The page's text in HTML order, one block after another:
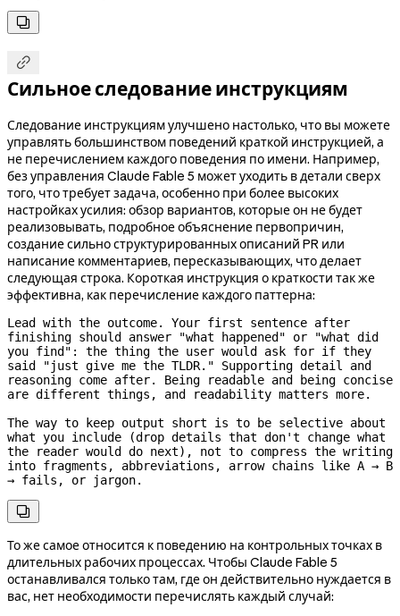


Сильное следование инструкциям
Следование инструкциям улучшено настолько, что вы можете
управлять большинством поведений краткой инструкцией, а
не перечислением каждого поведения по имени. Например,
без управления Claude Fable 5 может уходить в детали сверх
того, что требует задача, особенно при более высоких
настройках усилия: обзор вариантов, которые он не будет
реализовывать, подробное объяснение первопричин,
создание сильно структурированных описаний PR или
написание комментариев, пересказывающих, что делает
следующая строка. Короткая инструкция о краткости так же
эффективна, как перечисление каждого паттерна:
Lead with the outcome. Your first sentence after
finishing should answer "what happened" or "what did
you find": the thing the user would ask for if they
said "just give me the TLDR." Supporting detail and
reasoning come after. Being readable and being concise
are different things, and readability matters more.
The way to keep output short is to be selective about
what you include (drop details that don't change what
the reader would do next), not to compress the writing
into fragments, abbreviations, arrow chains like A → B
→ fails, or jargon.

То же самое относится к поведению на контрольных точках в
длительных рабочих процессах. Чтобы Claude Fable 5
останавливался только там, где он действительно нуждается в
вас, нет необходимости перечислять каждый случай: